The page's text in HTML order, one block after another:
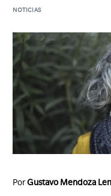
NOTICIAS
PorGustavo Mendoza